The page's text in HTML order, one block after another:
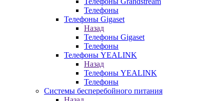
Телефоны
Телефоны Gigaset
Назад
Телефоны Gigaset
Телефоны
Телефоны YEALINK
Назад
Телефоны YEALINK
Телефоны
Системы бесперебойного питания